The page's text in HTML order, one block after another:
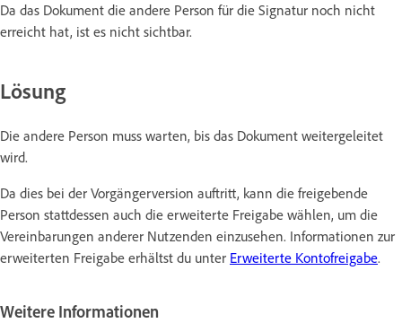
Da das Dokument die andere Person für die Signatur noch nicht
erreicht hat, ist es nicht sichtbar.
Lösung
Die andere Person muss warten, bis das Dokument weitergeleitet
wird.
Da dies bei der Vorgängerversion auftritt, kann die freigebende
Person stattdessen auch die erweiterte Freigabe wählen, um die
Vereinbarungen anderer Nutzenden einzusehen. Informationen zur
erweiterten Freigabe erhältst du unter Erweiterte Kontofreigabe.
Weitere Informationen